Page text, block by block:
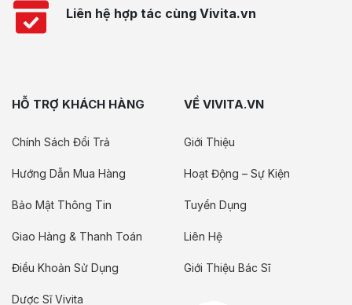
Liên hệ hợp tác cùng Vivita.vn
HỖ TRỢ KHÁCH HÀNG
Chính Sách Đổi Trả
Hướng Dẫn Mua Hàng
Bảo Mật Thông Tin
Giao Hàng & Thanh Toán
Điều Khoản Sử Dụng
Dược Sĩ Vivita
VỀ VIVITA.VN
Giới Thiệu
Hoạt Động – Sự Kiện
Tuyển Dụng
Liên Hệ
Giới Thiệu Bác Sĩ